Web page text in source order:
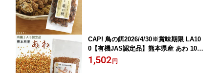
CAP! 鳥の餌2026/4/30※賞味期限 LA10
0【有機JAS認定品】熊本県産 あわ 100
g ★
1,502円